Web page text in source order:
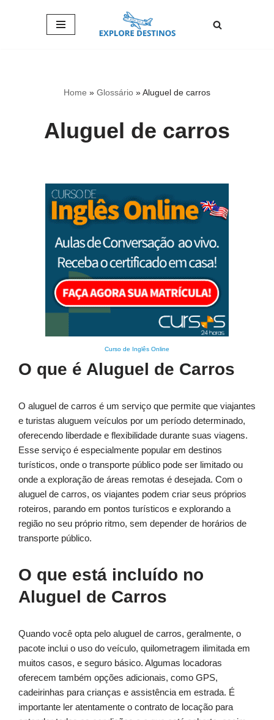
Home » Glossário »Aluguel de carros
Aluguel de carros
Curso de Inglês Online
O que é Aluguel de Carros
O aluguel de carros é um serviço que permite que viajantes
e turistas aluguem veículos por um período determinado,
oferecendo liberdade e flexibilidade durante suas viagens.
Esse serviço é especialmente popular em destinos
turísticos, onde o transporte público pode ser limitado ou
onde a exploração de áreas remotas é desejada. Com o
aluguel de carros, os viajantes podem criar seus próprios
roteiros, parando em pontos turísticos e explorando a
região no seu próprio ritmo, sem depender de horários de
transporte público.
O que está incluído no
Aluguel de Carros
Quando você opta pelo aluguel de carros, geralmente, o
pacote inclui o uso do veículo, quilometragem ilimitada em
muitos casos, e seguro básico. Algumas locadoras
oferecem também opções adicionais, como GPS,
cadeirinhas para crianças e assistência em estrada. É
importante ler atentamente o contrato de locação para